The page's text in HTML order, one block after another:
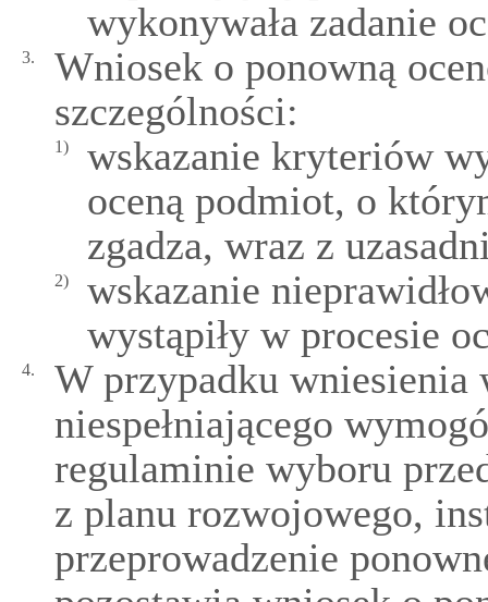
wykonywała zadanie
3.
Wniosek o ponowną
szczególności:
1)
wskazanie kryteriów
oceną podmiot, o
zgadza, wraz z
2)
wskazanie
wystąpiły w procesie
4.
W przypadku
niespełniającego
regulaminie wyboru
z planu rozwojowego,
przeprowadzenie